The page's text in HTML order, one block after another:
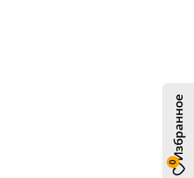
0
Избранное